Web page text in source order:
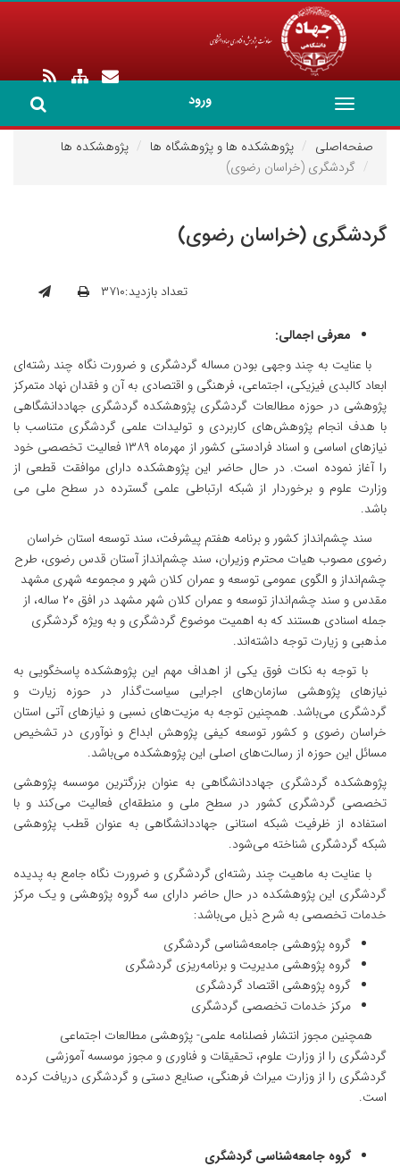
ورود
Toggle
navigation
صفحه‌اصلی
پژوهشکده ها و پژوهشگاه ها
پژوهشکده ها
گردشگری (خراسان رضوی)
گردشگری (خراسان رضوی)
تعداد بازدید:۳۷۱۰
معرفی اجمالی:
با عنایت به چند وجهی بودن مساله گردشگری و ضرورت نگاه چند رشته‌ای
ابعاد کالبدی فیزیکی، اجتماعی، فرهنگی و اقتصادی به آن و فقدان نهاد متمرکز
پژوهشی در حوزه مطالعات گردشگری پژوهشکده گردشگری جهاددانشگاهی
با هدف انجام پژوهش‌های کاربردی و تولیدات علمی گردشگری متناسب با
نیازهای اساسی و اسناد فرادستی کشور از مهرماه ۱۳۸۹ فعالیت تخصصی خود
را آغاز نموده است. در حال حاضر این پژوهشکده دارای موافقت قطعی از
وزارت علوم و برخوردار از شبکه ارتباطی علمی گسترده در سطح ملی می
باشد.
سند چشم‌انداز کشور و برنامه هفتم پیشرفت، سند توسعه استان خراسان
رضوی مصوب هیات محترم وزیران، سند چشم‌انداز آستان قدس رضوی، طرح
چشم‌انداز و الگوی عمومی توسعه و عمران کلان شهر و مجموعه شهری مشهد
مقدس و سند چشم‌انداز توسعه و عمران کلان شهر مشهد در افق ۲۰ ساله، از
جمله اسنادی هستند که به اهمیت موضوع گردشگری و به ویژه گردشگری
مذهبی و زیارت توجه داشته‌اند.
با توجه به نکات فوق یکی از اهداف مهم این پژوهشکده پاسخگویی به
نیازهای پژوهشی سازمان‌های اجرایی سیاست‌گذار در حوزه زیارت و
گردشگری می‌باشد. همچنین توجه به مزیت‌های نسبی و نیازهای آتی استان
خراسان رضوی و کشور توسعه کیفی پژوهش ابداع و نوآوری در تشخیص
مسائل این حوزه از رسالت‌های اصلی این پژوهشکده می‌باشد.
پژوهشکده گردشگری جهاددانشگاهی به عنوان بزرگترین موسسه پژوهشی
تخصصی گردشگری کشور در سطح ملی و منطقه‌ای فعالیت می‌کند و با
استفاده از ظرفیت شبکه استانی جهاددانشگاهی به عنوان قطب پژوهشی
شبکه گردشگری شناخته می‌شود.
با عنایت به ماهیت چند رشته‌ای گردشگری و ضرورت نگاه جامع به پدیده
گردشگری این پژوهشکده در حال حاضر دارای سه گروه پژوهشی و یک مرکز
خدمات تخصصی به شرح ذیل می‌باشد:
گروه پژوهشی جامعه‌شناسی گردشگری
گروه پژوهشی مدیریت و برنامه‌ریزی گردشگری
گروه پژوهشی اقتصاد گردشگری
مرکز خدمات تخصصی گردشگری
همچنین مجوز انتشار فصلنامه علمی- پژوهشی مطالعات اجتماعی
گردشگری را از وزارت علوم، تحقیقات و فناوری و مجوز موسسه آموزشی
گردشگری را از وزارت میراث فرهنگی، صنایع دستی و گردشگری دریافت کرده
است.
گروه جامعه‌شناسی گردشگری